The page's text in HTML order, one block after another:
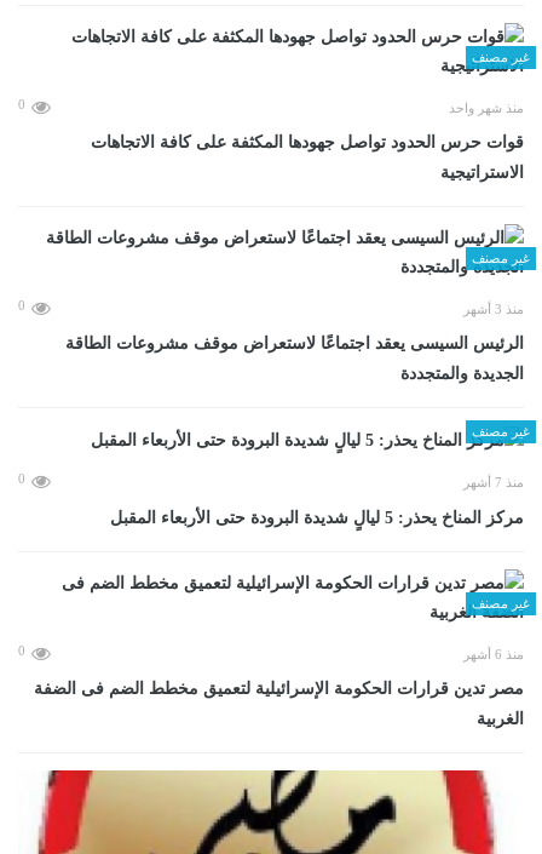
غير مصنف
منذ شهر واحد 0
قوات حرس الحدود تواصل جهودها المكثفة على كافة الاتجاهات
الاستراتيجية
غير مصنف
منذ 3 أشهر 0
الرئيس السيسى يعقد اجتماعًا لاستعراض موقف مشروعات الطاقة
الجديدة والمتجددة
غير مصنف
منذ 7 أشهر 0
مركز المناخ يحذر: 5 ليالٍ شديدة البرودة حتى الأربعاء المقبل
غير مصنف
منذ 6 أشهر 0
مصر تدين قرارات الحكومة الإسرائيلية لتعميق مخطط الضم فى الضفة
الغربية